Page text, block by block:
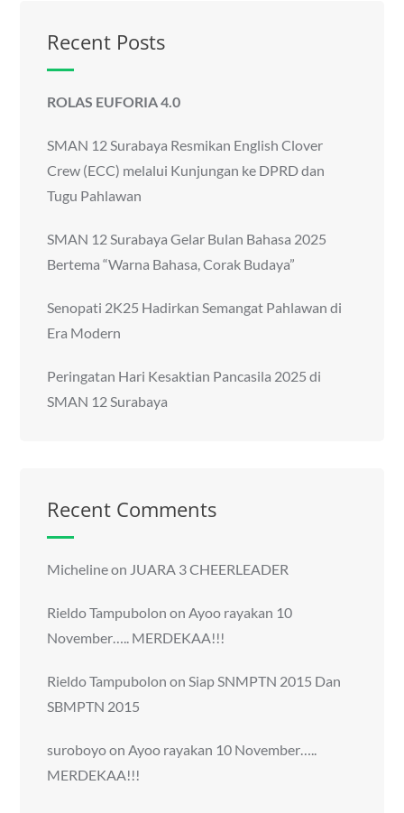
Recent Posts
ROLAS EUFORIA 4.0
SMAN 12 Surabaya Resmikan English Clover
Crew (ECC) melalui Kunjungan ke DPRD dan
Tugu Pahlawan
SMAN 12 Surabaya Gelar Bulan Bahasa 2025
Bertema “Warna Bahasa, Corak Budaya”
Senopati 2K25 Hadirkan Semangat Pahlawan di
Era Modern
Peringatan Hari Kesaktian Pancasila 2025 di
SMAN 12 Surabaya
Recent Comments
Michelineon JUARA 3 CHEERLEADER
Rieldo Tampubolon onAyoo rayakan 10
November….. MERDEKAA!!!
Rieldo Tampubolon onSiap SNMPTN 2015 Dan
SBMPTN 2015
suroboyoonAyoo rayakan 10 November…..
MERDEKAA!!!